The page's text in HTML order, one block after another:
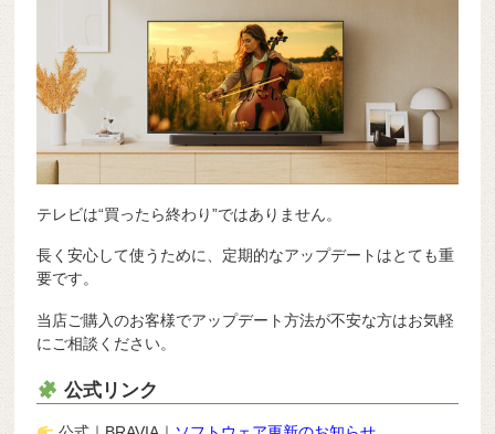
テレビは“買ったら終わり”ではありません。
長く安心して使うために、定期的なアップデートはとても重
要です。
当店ご購入のお客様でアップデート方法が不安な方はお気軽
にご相談ください。
公式リンク